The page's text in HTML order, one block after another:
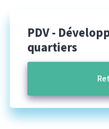
PDV-
quartiers